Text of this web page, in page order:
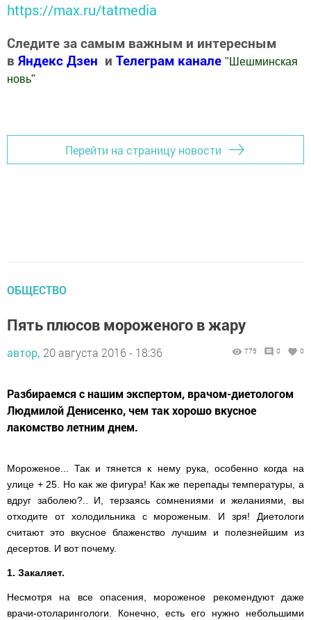
https://max.ru/tatmedia
Следите за самым важным и интересным
в Яндекс Дзен и Телеграм канале " Шешминская
новь"
Перейти на страницу новости
ОБЩЕСТВО
Пять плюсов мороженого в жару
автор, 20 августа 2016 - 18:36 775 0 0
Разбираемся с нашим экспертом, врачом-диетологом
Людмилой Денисенко, чем так хорошо вкусное
лакомство летним днем.
Мороженое... Так и тянется к нему рука, особенно когда на
улице + 25. Но как же фигура! Как же перепады температуры, а
вдруг заболею?.. И, терзаясь сомнениями и желаниями, вы
отходите от холодильника с мороженым. И зря! Диетологи
считают это вкусное блаженство лучшим и полезнейшим из
десертов. И вот почему.
1. Закаляет.
Несмотря на все опасения, мороженое рекомендуют даже
врачи-отоларингологи. Конечно, есть его нужно небольшими